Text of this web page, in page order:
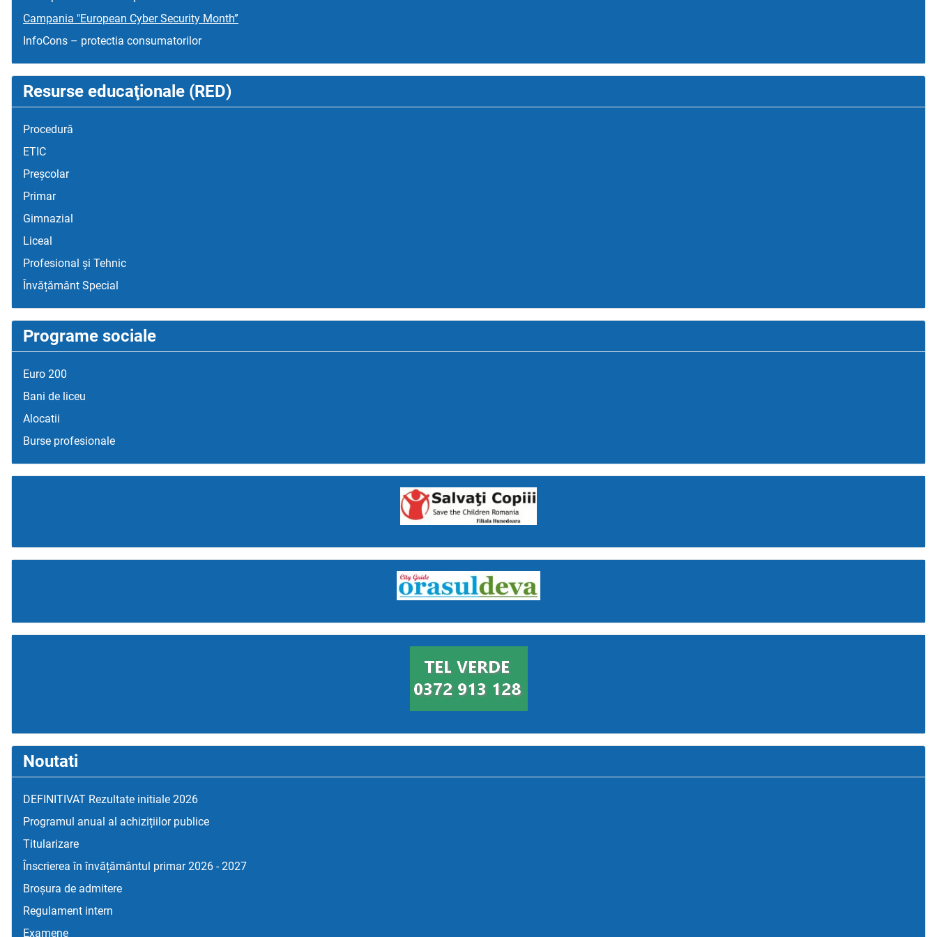
Campania "European Cyber Security Month”
InfoCons – protectia consumatorilor
Resurse educaţionale (RED)
Procedură
ETIC
Preșcolar
Primar
Gimnazial
Liceal
Profesional și Tehnic
Învățământ Special
Programe sociale
Euro 200
Bani de liceu
Alocatii
Burse profesionale
Noutati
DEFINITIVAT Rezultate initiale 2026
Programul anual al achizițiilor publice
Titularizare
Înscrierea în învățământul primar 2026 - 2027
Broșura de admitere
Regulament intern
Examene